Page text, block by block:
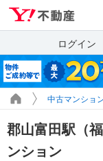
ログイン
中古マンショ
郡山富田駅（
ンション